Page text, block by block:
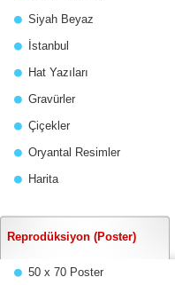
Siyah Beyaz
İstanbul
Hat Yazıları
Gravürler
Çiçekler
Oryantal Resimler
Harita
Reprodüksiyon (Poster)
50 x 70 Poster